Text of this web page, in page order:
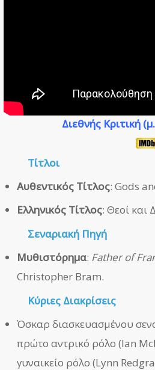
Διεθνής Κριτική
Τίτλοι
Αυθεντικός Τίτλος: Gods
Ελληνικός Τίτλος: Θεοί και
Σεναριακή Πηγή
Μυθιστόρημα: Father of
Christopher Bram.
Κύριες Διακρίσεις
Όσκαρ διασκευασμένου
πρώτο αντρικό ρόλο (Ian
γυναικείο ρόλο (Lynn